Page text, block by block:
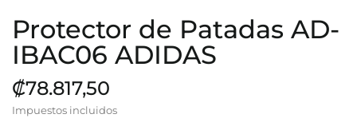
Protector de Patadas AD-
IBAC06 ADIDAS
₡78.817,50
Impuestos incluidos